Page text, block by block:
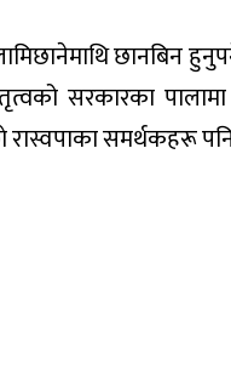
छानबिन
सरकारका
समर्थकहरू